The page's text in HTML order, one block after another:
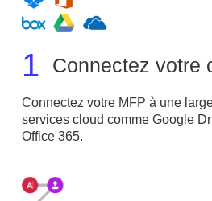
1 Connectez votre
Connectez votre MFP à une
services cloud comme Google
Office 365.